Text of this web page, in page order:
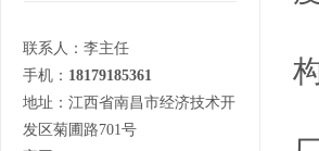
联系人：李主任
手机： 18179185361
地址：江西省南昌市经济技术开
发区菊圃路701号